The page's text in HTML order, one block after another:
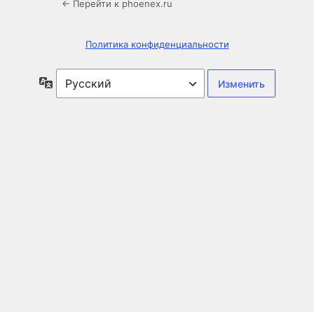
← Перейти к phoenex.ru
Политика конфиденциальности
Язык